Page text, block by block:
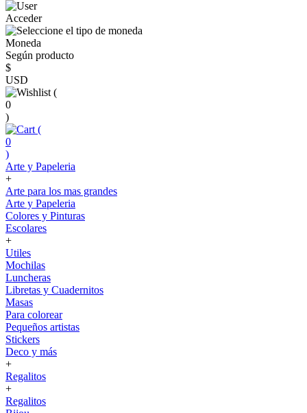
Acceder
Moneda
Según producto
$
USD
(
0
)
(
0
)
Arte y Papeleria
+
Arte para los mas grandes
Arte y Papeleria
Colores y Pinturas
Escolares
+
Utiles
Mochilas
Luncheras
Libretas y Cuadernitos
Masas
Para colorear
Pequeños artistas
Stickers
Deco y más
+
Regalitos
+
Regalitos